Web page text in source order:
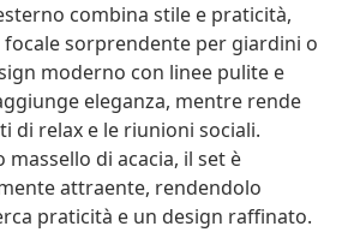
combina stile e praticità,
sorprendente per giardini o
moderno con linee pulite e
eleganza, mentre rende
di relax e le riunioni sociali.
massello di acacia, il set è
attraente, rendendolo
praticità e un design raffinato.